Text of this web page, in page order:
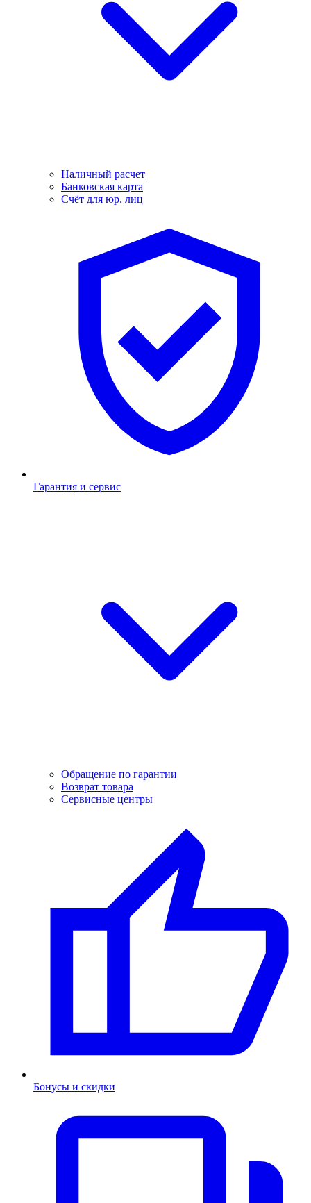
Наличный расчет
Банковская карта
Счёт для юр. лиц
Гарантия и сервис
Обращение по гарантии
Возврат товара
Сервисные центры
Бонусы и скидки